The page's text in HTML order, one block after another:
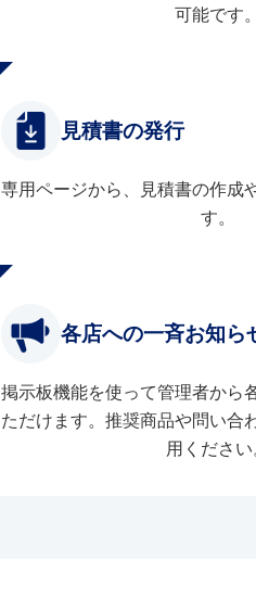
可能です。
見積書の発行
専用ページから、見積書の作成
す。
各店への一斉お知ら
掲示板機能を使って管理者から
ただけます。推奨商品や問い合
用ください